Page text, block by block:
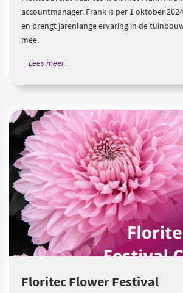
accountmanager. Frank is per 1 oktober
en brengt jarenlange ervaring in de
mee.
Lees meer
Floritec Flower Festival